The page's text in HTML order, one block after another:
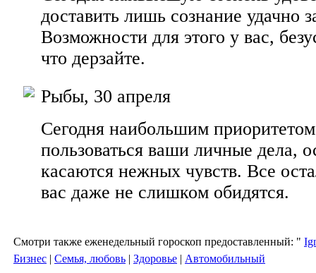
доставить лишь сознание удачно
Возможности для этого у вас,
что дерзайте.
Рыбы, 30 апреля
Сегодня наибольшим
пользоваться ваши личные дела,
касаются нежных чувств. Все
вас даже не слишком обидятся.
Смотри также еженедельный гороскоп предоставленный: "
Бизнес | Семья, любовь | Здоровье | Автомобильный